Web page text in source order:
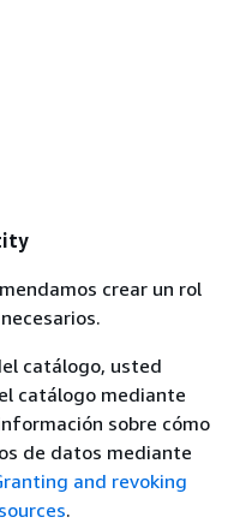
crear un rol
catálogo, usted
catálogo mediante
sobre cómo
de datos mediante
and revoking
.